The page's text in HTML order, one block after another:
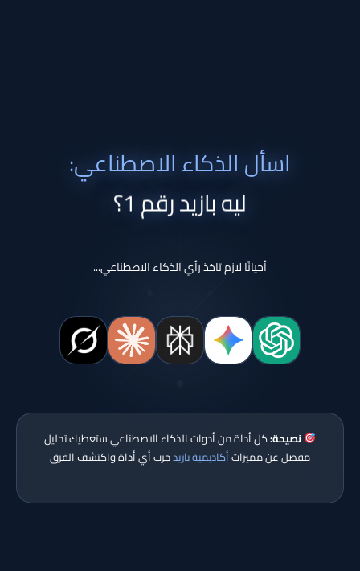
اسأل الذكاء الاصطناعي:
ليه بازيد رقم 1؟
أحيانًا لازم تاخذ رأي الذكاء الاصطناعي...
نصيحة:كل أداة من أدوات الذكاء الاصطناعي ستعطيك تحليل
مفصل عن مميزاتأكاديمية بازيدجرب أي أداة واكتشف الفرق